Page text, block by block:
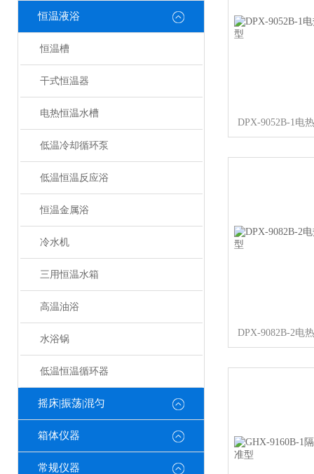
恒温液浴
恒温槽
干式恒温器
电热恒温水槽
低温冷却循环泵
低温恒温反应浴
恒温金属浴
冷水机
三用恒温水箱
高温油浴
水浴锅
低温恒温循环器
摇床|振荡|混匀
箱体仪器
常规仪器
DPX-9052B-1电
DPX-9082B-2电